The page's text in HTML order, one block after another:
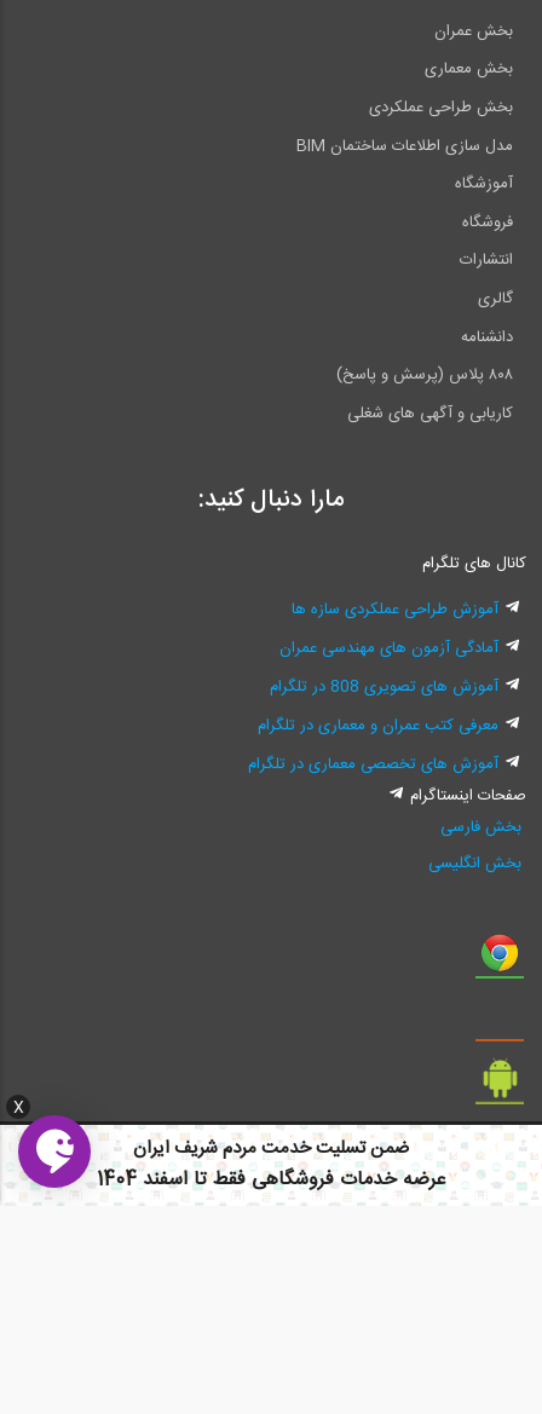
X
ضمن تسلیت خدمت مردم شریف ایران
عرضه خدمات فروشگاهی فقط تا اسفند 1404
بخش عمران
بخش معماری
بخش طراحی عملکردی
مدل سازی اطلاعات ساختمان BIM
آموزشگاه
فروشگاه
انتشارات
گالری
دانشنامه
۸۰۸ پلاس (پرسش و پاسخ)
کاریابی و آگهی های شغلی
مارا دنبال کنید:
کانال های تلگرام
آموزش طراحی عملکردی سازه ها
آمادگی آزمون های مهندسی عمران
آموزش های تصویری 808 در تلگرام
معرفی کتب عمران و معماری در تلگرام
آموزش های تخصصی معماری در تلگرام
صفحات اینستاگرام
بخش فارسی
بخش انگلیسی